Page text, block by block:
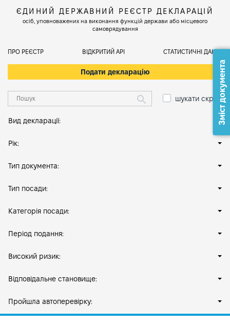
ЄДИНИЙ ДЕРЖАВНИЙ РЕЄСТР ДЕКЛАРАЦІЙ
осіб, уповноважених на виконання функцій держави або місцевого
самоврядування
ПРО РЕЄСТР ВІДКРИТИЙ АРІ СТАТИСТИЧНІ ДАНІ
Подати декларацію
шукати скрізь
Вид декларації:
Рік:
Тип документа:
Тип посади:
Категорія посади:
Період подання:
Високий ризик:
Відповідальне становище:
Пройшла автоперевірку:
Зміст документа